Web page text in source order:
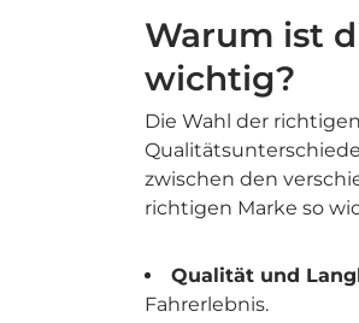
Warum ist
wichtig?
Die Wahl der
zwischen den
richtigen Marke so
Qualität und
Fahrerlebnis.